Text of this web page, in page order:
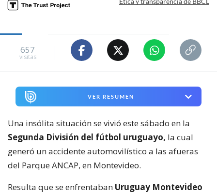
657
visitas
VER RESUMEN
Una insólita situación se vivió este sábado en la
Segunda División del fútbol uruguayo, la cual
generó un accidente automovilístico a las afueras
del Parque ANCAP, en Montevideo.
Resulta que se enfrentaban Uruguay Montevideo